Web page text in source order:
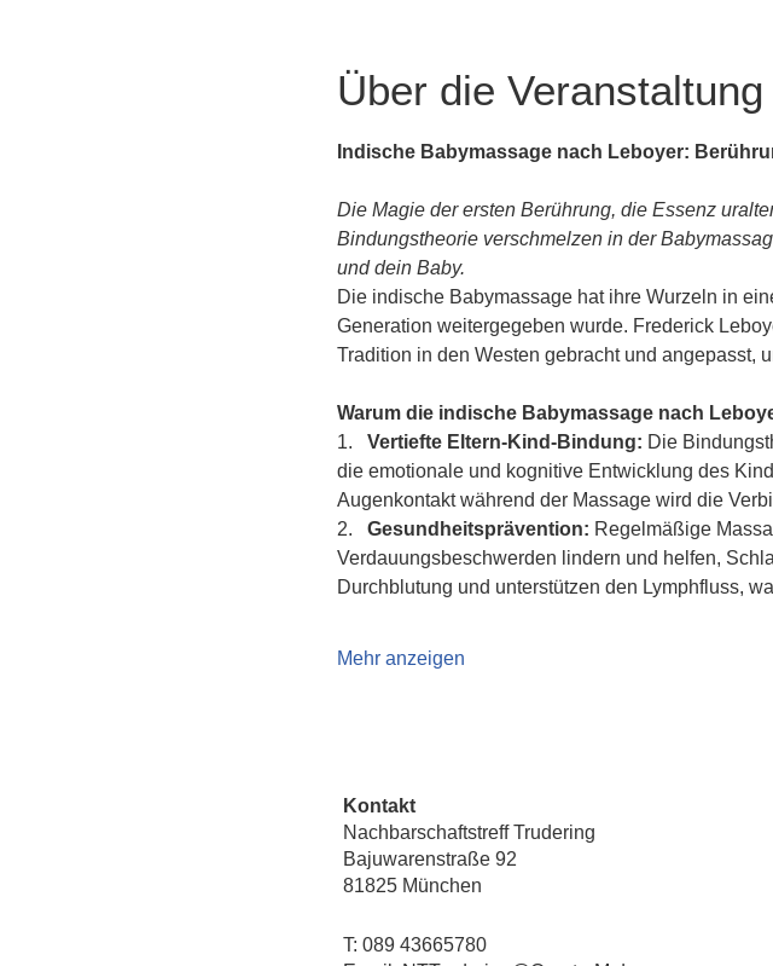
Über die Veranstaltung
Indische Babymassage nach Leboyer:
Die Magie der ersten Berührung, die Essenz
Bindungstheorie verschmelzen in der
und dein Baby.
Die indische Babymassage hat ihre Wurzeln in
Generation weitergegeben wurde. Frederick
Tradition in den Westen gebracht und angepasst,
Warum die indische Babymassage nach
1. Vertiefte Eltern-Kind-Bindung: Die
die emotionale und kognitive Entwicklung des
Augenkontakt während der Massage wird die
2. Gesundheitsprävention: Regelmäßige
Verdauungsbeschwerden lindern und helfen,
Durchblutung und unterstützen den Lymphfluss,
Mehr anzeigen
Kontakt
Nachbarschaftstreff Trudering
Bajuwarenstraße 92
81825 München
T: 089 43665780